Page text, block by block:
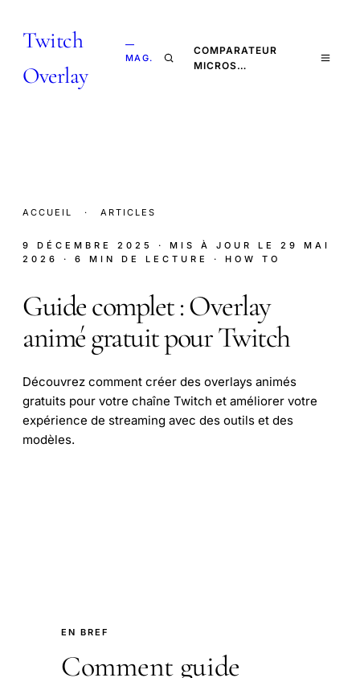
Twitch
Overlay
—
MAG.
COMPARATEUR
MICROS…
ACCUEIL · ARTICLES
9 DÉCEMBRE 2025 · MIS À JOUR LE 29 MAI
2026
· 6 MIN DE LECTURE · HOW TO
Guide complet : Overlay
animé gratuit pour Twitch
Découvrez comment créer des overlays animés
gratuits pour votre chaîne Twitch et améliorer votre
expérience de streaming avec des outils et des
modèles.
EN BREF
Comment guide